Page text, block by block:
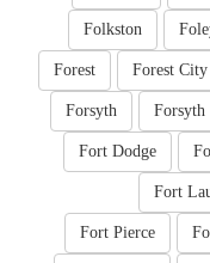
Folkston
Forest City
Forest
Forsyth
Forsyth
Fort Dodge
Fort
Fort Pierce